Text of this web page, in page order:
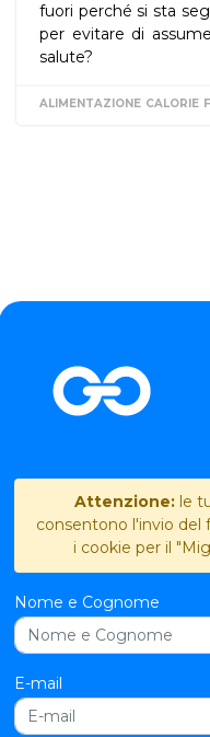
fuori perché si sta
per evitare di
salute?
ALIMENTAZIONE CALORIE
Attenzione: le
consentono l'invio del
i cookie per il
Nome e Cognome
E-mail